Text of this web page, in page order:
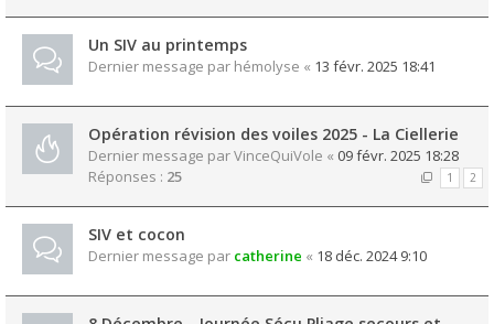
Un SIV au printemps
Dernier message par hémolyse « 13 févr. 2025 18:41
Opération révision des voiles 2025 - La Ciellerie
Dernier message parVinceQuiVole « 09 févr. 2025 18:28
Réponses : 25 1 2
SIV et cocon
Dernier message par catherine « 18 déc. 2024 9:10